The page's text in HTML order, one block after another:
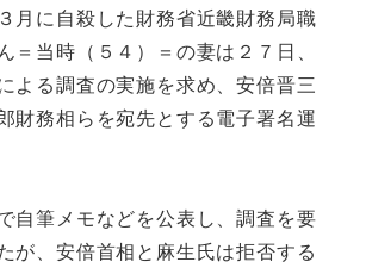
月に自殺した財務省近畿財務局職
＝当時（５４）＝の妻は２７日、
よる調査の実施を求め、安倍晋三
財務相らを宛先とする電子署名運
自筆メモなどを公表し、調査を要
が、安倍首相と麻生氏は拒否する